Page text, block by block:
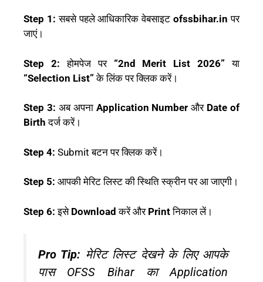
Step 1: सबसे पहले आधिकारिक वेबसाइटofssbihar.in पर
जाएं।
Step 2: होमपेज पर “2nd Merit List 2026” या
“Selection List” के लिंक पर क्लिक करें।
Step 3: अब अपना Application Number और Date of
Birth दर्ज करें।
Step 4: Submit बटन पर क्लिक करें।
Step 5: आपकी मेरिट लिस्ट की स्थिति स्क्रीन पर आ जाएगी।
Step 6: इसे Download करें और Printनिकाल लें।
Pro Tip: मेरिट लिस्ट देखने के लिए आपके
पास OFSS Bihar का Application